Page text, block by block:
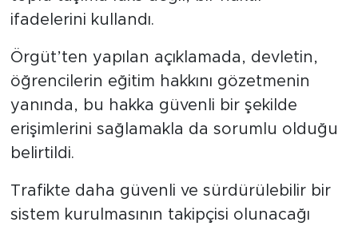
ifadelerini kullandı.
Örgüt’ten yapılan açıklamada, devletin,
öğrencilerin eğitim hakkını gözetmenin
yanında, bu hakka güvenli bir şekilde
erişimlerini sağlamakla da sorumlu olduğu
belirtildi.
Trafikte daha güvenli ve sürdürülebilir bir
sistem kurulmasının takipçisi olunacağı